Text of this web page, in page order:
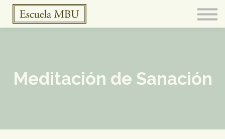
FERMENTARIO
Meditación
CONTACTO
Meditación de Sanación